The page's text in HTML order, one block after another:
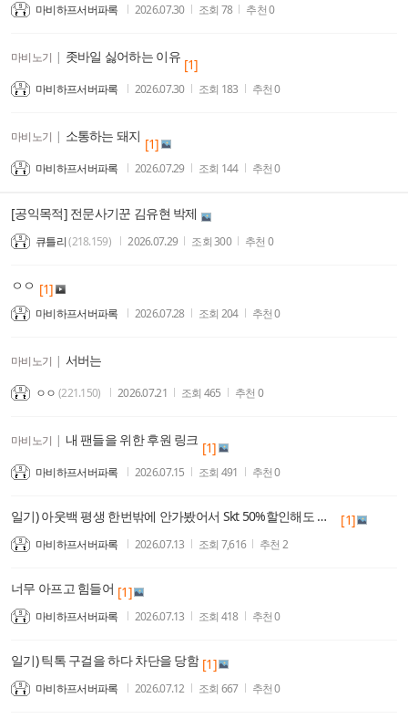
마비하프서버파록 2026.07.30 조회 78 추천0
마비노기 | 좃바일 싫어하는 이유 [1]
마비하프서버파록 2026.07.30 조회 183 추천0
마비노기 | 소통하는 돼지 [1]
마비하프서버파록 2026.07.29 조회 144 추천0
[공익목적] 전문사기꾼 김유현 박제
큐틀리(218.159) 2026.07.29 조회300 추천 0
ㅇㅇ [1]
마비하프서버파록 2026.07.28 조회 204 추천0
마비노기 | 서버는
ㅇㅇ (221.150) 2026.07.21 조회 465 추천 0
마비노기 | 내 팬들을 위한 후원 링크 [1]
마비하프서버파록 2026.07.15 조회 491 추천0
일기) 아웃백 평생 한번밖에 안가봤어서 Skt 50%할인해도 잘몰라서 안감 [1]
마비하프서버파록 2026.07.13 조회 7,616 추천 2
너무 아프고 힘들어 [1]
마비하프서버파록 2026.07.13 조회 418 추천0
일기) 틱톡 구걸을 하다 차단을 당함 [1]
마비하프서버파록 2026.07.12 조회 667 추천0